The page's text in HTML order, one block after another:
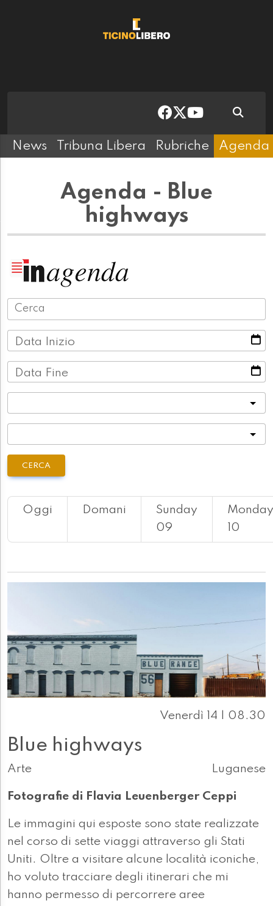
News Tribuna Libera Rubriche Agenda
Agenda - Blue
highways
Data Inizio
Data Fine
CERCA
Oggi Domani
Sunday
09
Monday
10
Venerdì 14 | 08.30
Blue highways
Arte Luganese
Fotografie di Flavia Leuenberger Ceppi
Le immagini qui esposte sono state realizzate
nel corso di sette viaggi attraverso gli Stati
Uniti. Oltre a visitare alcune località iconiche,
ho voluto tracciare degli itinerari che mi
hanno permesso di percorrere aree